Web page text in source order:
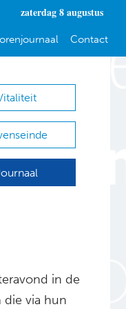
zaterdag 8 augustus
Contact
in de
die via hun